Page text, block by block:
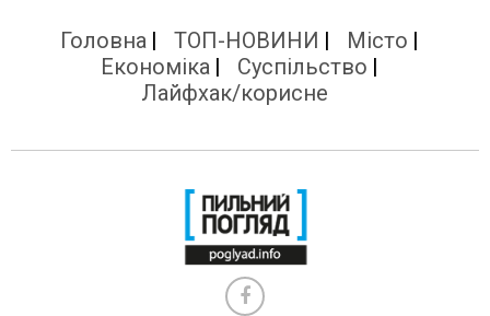
Головна ТОП-НОВИНИ
Місто
Економіка
Суспільство
Лайфхак/корисне